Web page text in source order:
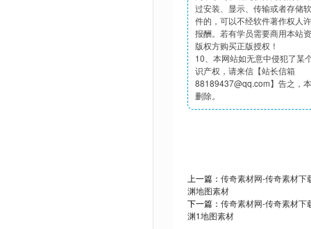
过安装、显示、传输或者存储
件的，可以不经软件著作权人
报酬。若有学员需要商用本站
版权方购买正版授权！
10、本网站如无意中侵犯了某
识产权，请来信【站长信箱
88189437@qq.com】告之，
删除。
上一篇： 传奇素材网-传奇素材下
渊地图素材
下一篇： 传奇素材网-传奇素材下
渊1地图素材